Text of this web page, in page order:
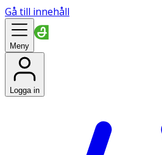
Gå till innehåll
Meny
Logga in